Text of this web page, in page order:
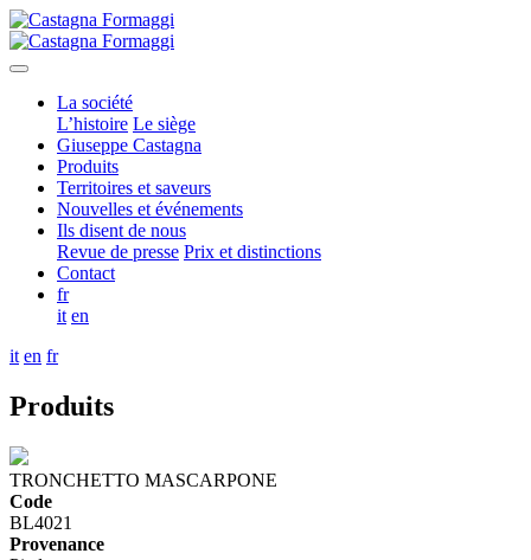
La société
L’histoire Le siège
Giuseppe Castagna
Produits
Territoires et saveurs
Nouvelles et événements
Ils disent de nous
Revue de presse Prix et distinctions
Contact
fr
it en
it en fr
Produits
TRONCHETTO MASCARPONE
Code
BL4021
Provenance